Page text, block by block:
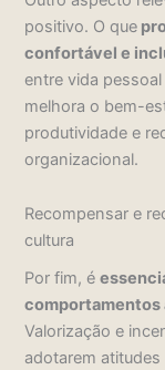
positivo. O que
confortável e
entre vida
melhora o bem-
produtividade e
organizacional.
Recompensar e
cultura
Por fim, é
comportamentos
Valorização e
adotarem